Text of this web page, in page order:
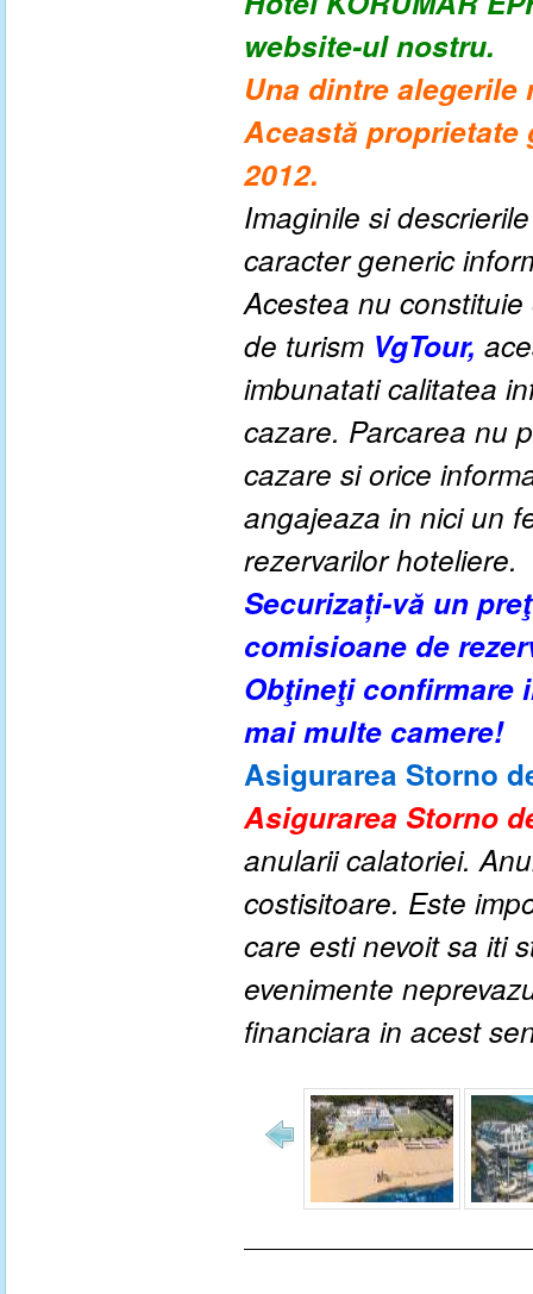
website-ul nostru.
Una dintre
Această proprietate
2012.
Imaginile si
caracter generic
Acestea nu
de turism VgTour,
imbunatati calitatea
cazare. Parcarea nu
cazare si orice
angajeaza in nici un
rezervarilor hoteliere.
Securizați-vă un
comisioane de
Obţineţi confirmare
mai multe camere!
Asigurarea Storno
Asigurarea Storno
anularii calatoriei.
costisitoare. Este
care esti nevoit sa iti
evenimente
financiara in acest